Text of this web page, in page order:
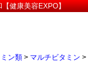
健康美容EXPO】
ン類 > マルチビタミン >